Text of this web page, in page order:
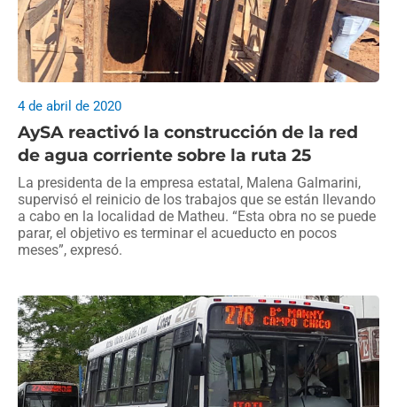
AySA reactivó la construcción de la red
de agua corriente sobre la ruta 25
4 de abril de 2020
La presidenta de la empresa estatal, Malena Galmarini,
supervisó el reinicio de los trabajos que se están llevando
a cabo en la localidad de Matheu. “Esta obra no se puede
parar, el objetivo es terminar el acueducto en pocos
meses”, expresó.